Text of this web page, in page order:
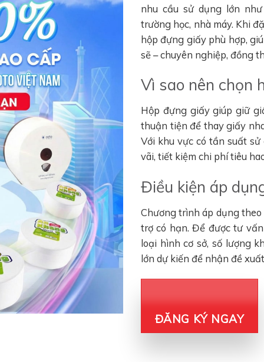
nhu cầu sử dụng lớn
trường học, nhà máy. Khi
hộp đựng giấy phù hợp,
sẽ – chuyên nghiệp, đồng
Vì sao nên chọn
Hộp đựng giấy giúp giữ
thuận tiện để thay giấy
Với khu vực có tần suất
vãi, tiết kiệm chi phí tiêu
Điều kiện áp
Chương trình áp dụng
trợ có hạn. Để được tư
loại hình cơ sở, số lượng
lớn dự kiến để nhận đề
ĐĂNG KÝ NGAY